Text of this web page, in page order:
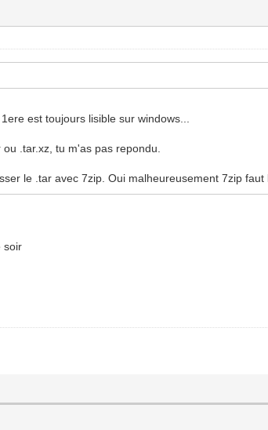
est toujours lisible sur windows...
.tar.xz, tu m'as pas repondu.
le .tar avec 7zip. Oui malheureusement 7zip faut
soir